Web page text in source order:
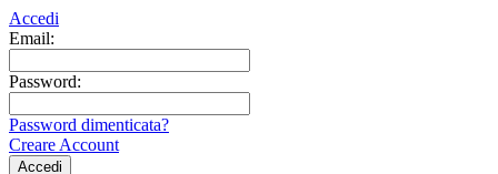
Accedi
Email:
Password:
Password dimenticata?
Creare Account